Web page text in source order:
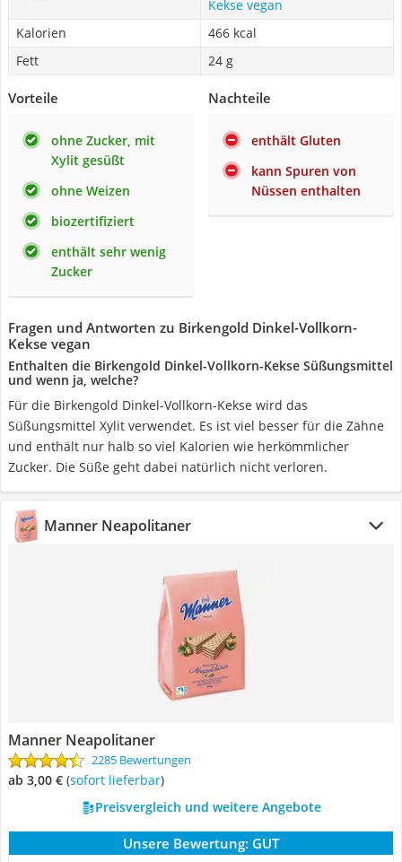
Kekse vegan
Kalorien
466 kcal
Fett
24 g
Vorteile
ohne Zucker, mit
Xylit gesüßt
ohne Weizen
biozertifiziert
enthält sehr wenig
Zucker
Nachteile
enthält Gluten
kann Spuren von
Nüssen enthalten
Fragen und Antworten zu Birkengold Dinkel-Vollkorn-
Kekse vegan
Enthalten die Birkengold Dinkel-Vollkorn-Kekse Süßungsmittel
und wenn ja, welche?
Für die Birkengold Dinkel-Vollkorn-Kekse wird das
Süßungsmittel Xylit verwendet. Es ist viel besser für die Zähne
und enthält nur halb so viel Kalorien wie herkömmlicher
Zucker. Die Süße geht dabei natürlich nicht verloren.
Manner Neapolitaner
Manner Neapolitaner
2285 Bewertungen
ab 3,00 € ( Sofort lieferbar)
Preisvergleich und weitere Angebote
Unsere Bewertung: GUT